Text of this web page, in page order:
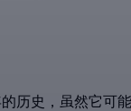
历史，虽然它可